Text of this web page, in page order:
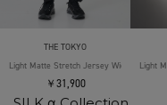
THE TOKYO
Light Matte Stretch Jersey Wide Tapered
￥31,900
Light